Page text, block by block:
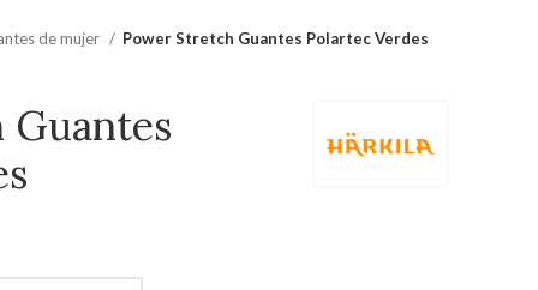
de mujer Power Stretch Guantes Polartec Verdes